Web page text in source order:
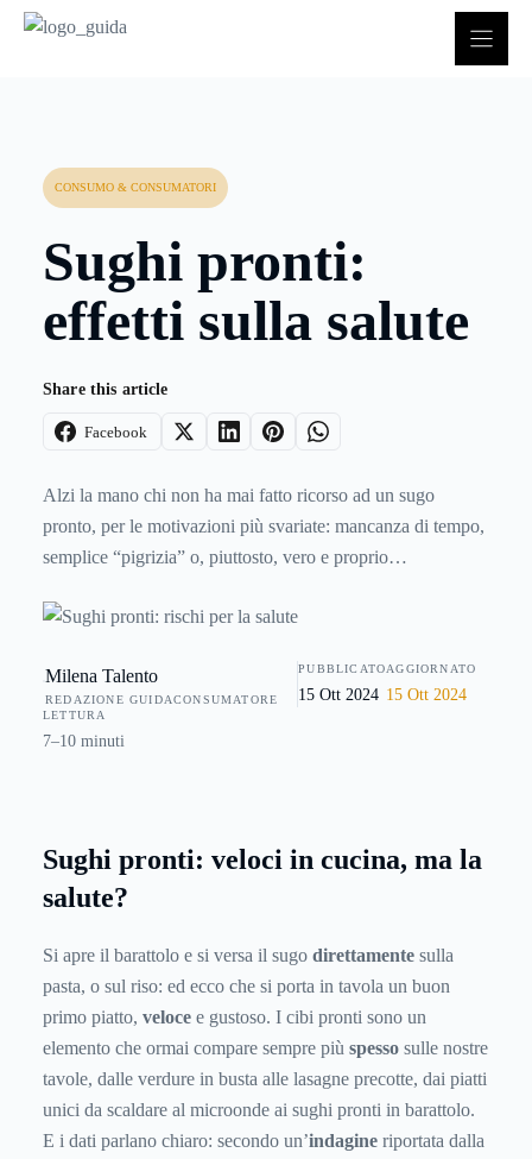
CONSUMO & CONSUMATORI
Sughi pronti:
effetti sulla salute
Share this article
Facebook
Alzi la mano chi non ha mai fatto ricorso ad un sugo
pronto, per le motivazioni più svariate: mancanza di tempo,
semplice “pigrizia” o, piuttosto, vero e proprio
Così come molti altri alimenti pronti per essere consumati, i
cucinati in modo tradizionale, ma quanto questa scelta
rispetta la salute del consumatore?
Milena Talento
REDAZIONE GUIDACONSUMATORE
PUBBLICATO
15 Ott 2024
AGGIORNATO
15 Ott 2024
LETTURA
7–10 minuti
Sughi pronti: veloci in cucina, ma la
salute?
Si apre il barattolo e si versa il sugo direttamente sulla
pasta, o sul riso: ed ecco che si porta in tavola un buon
primo piatto, veloce e gustoso. I cibi pronti sono un
elemento che ormai compare sempre più spesso sulle nostre
tavole, dalle verdure in busta alle lasagne precotte, dai piatti
unici da scaldare al microonde ai sughi pronti in barattolo.
E i dati parlano chiaro: secondo un’indagine riportata dalla